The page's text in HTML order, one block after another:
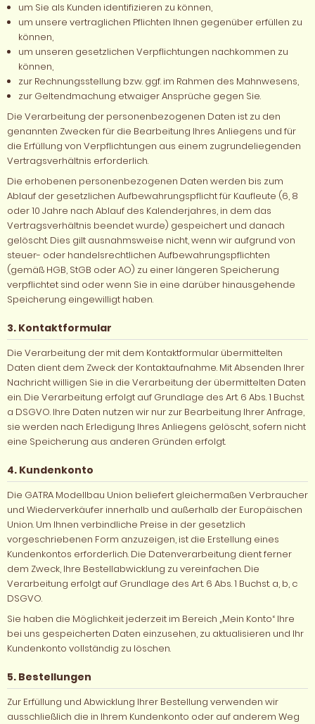
um Sie als Kunden identifizieren zu können,
um unsere vertraglichen Pflichten Ihnen gegenüber erfüllen zu
können,
um unseren gesetzlichen Verpflichtungen nachkommen zu
können,
zur Rechnungsstellung bzw. ggf. im Rahmen des Mahnwesens,
zur Geltendmachung etwaiger Ansprüche gegen Sie.
Die Verarbeitung der personenbezogenen Daten ist zu den
genannten Zwecken für die Bearbeitung Ihres Anliegens und für
die Erfüllung von Verpflichtungen aus einem zugrundeliegenden
Vertragsverhältnis erforderlich.
Die erhobenen personenbezogenen Daten werden bis zum
Ablauf der gesetzlichen Aufbewahrungspflicht für Kaufleute (6, 8
oder 10 Jahre nach Ablauf des Kalenderjahres, in dem das
Vertragsverhältnis beendet wurde) gespeichert und danach
gelöscht. Dies gilt ausnahmsweise nicht, wenn wir aufgrund von
steuer- oder handelsrechtlichen Aufbewahrungspflichten
(gemäß HGB, StGB oder AO) zu einer längeren Speicherung
verpflichtet sind oder wenn Sie in eine darüber hinausgehende
Speicherung eingewilligt haben.
3. Kontaktformular
Die Verarbeitung der mit dem Kontaktformular übermittelten
Daten dient dem Zweck der Kontaktaufnahme. Mit Absenden Ihrer
Nachricht willigen Sie in die Verarbeitung der übermittelten Daten
ein. Die Verarbeitung erfolgt auf Grundlage des Art. 6 Abs. 1 Buchst.
a DSGVO. Ihre Daten nutzen wir nur zur Bearbeitung Ihrer Anfrage,
sie werden nach Erledigung Ihres Anliegens gelöscht, sofern nicht
eine Speicherung aus anderen Gründen erfolgt.
4. Kundenkonto
Die GATRA Modellbau Union beliefert gleichermaßen Verbraucher
und Wiederverkäufer innerhalb und außerhalb der Europäischen
Union. Um Ihnen verbindliche Preise in der gesetzlich
vorgeschriebenen Form anzuzeigen, ist die Erstellung eines
Kundenkontos erforderlich. Die Datenverarbeitung dient ferner
dem Zweck, Ihre Bestellabwicklung zu vereinfachen. Die
Verarbeitung erfolgt auf Grundlage des Art. 6 Abs. 1 Buchst. a, b, c
DSGVO.
Sie haben die Möglichkeit jederzeit im Bereich „Mein Konto“ Ihre
bei uns gespeicherten Daten einzusehen, zu aktualisieren und Ihr
Kundenkonto vollständig zu löschen.
5. Bestellungen
Zur Erfüllung und Abwicklung Ihrer Bestellung verwenden wir
ausschließlich die in Ihrem Kundenkonto oder auf anderem Weg